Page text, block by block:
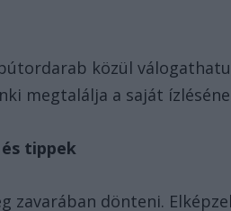
közül
megtalálja a saját
tippek
zavarában dönteni.